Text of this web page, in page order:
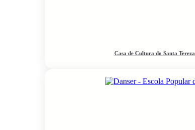
Casa de Cultura do Santa Tereza